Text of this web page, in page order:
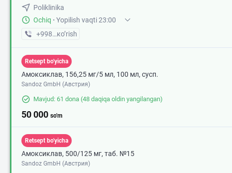
Poliklinika
Ochiq · Yopilish vaqti 23:00
+998 (95) XXX-XX-XX
кo’rish
Retsept bo'yicha
Амоксиклав, 156,25 мг/5 мл, 100 мл, сусп.
Sandoz GmbH (Австрия)
Mavjud: 61 dona (48 daqiqa oldin yangilangan)
50 000 so'm
Retsept bo'yicha
Амоксиклав, 500/125 мг, таб. №15
Sandoz GmbH (Австрия)